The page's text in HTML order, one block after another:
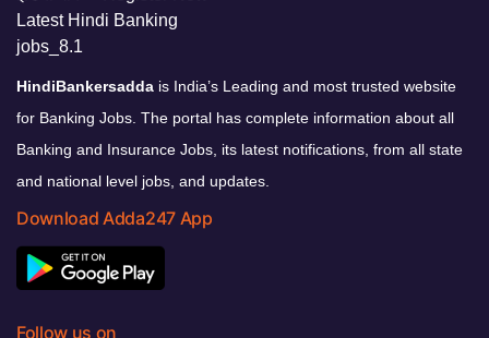
HindiBankersadda is India’s Leading and most trusted website
for Banking Jobs. The portal has complete information about all
Banking and Insurance Jobs, its latest notifications, from all state
and national level jobs, and updates.
Download Adda247 App
Follow us on